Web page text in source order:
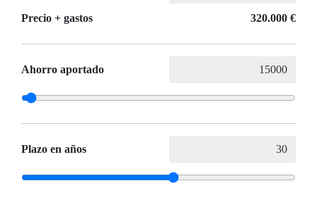
Precio + gastos 320.000 €
Ahorro aportado
Plazo en años